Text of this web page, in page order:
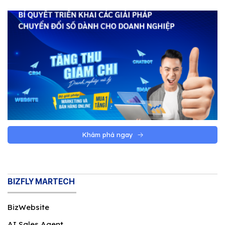
Doanh nghiệp nên chọn thiết kế website
theo yêu cầu khi website không chỉ là trang
giới thiệu, mà là một phần trong bán hàng,
marketing, chăm sóc khách hàng hoặc vận
hành. Nếu website càng liên quan đến quy
trình thật của doanh nghiệp, nhu cầu tùy
chỉnh càng đáng cân nhắc.
Khi nào doanh nghiệp nên chọn website theo yêu
Khám phá ngay
BIZFLY MARTECH
BizWebsite